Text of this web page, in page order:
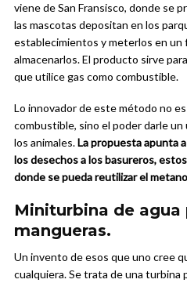
viene de San Fransisco, donde se
las mascotas depositan en los
establecimientos y meterlos en un
almacenarlos. El producto sirve
que utilice gas como combustible.
Lo innovador de este método no
combustible, sino el poder darle
los animales.La propuesta apunta
los desechos a los basureros,
donde se pueda reutilizar el
Miniturbina de agua
mangueras.
Un invento de esos que uno cree
cualquiera. Se trata de una turbina